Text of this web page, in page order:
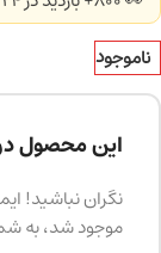
ناموجود
این محصول
نگران نباشید!
موجود شد، به